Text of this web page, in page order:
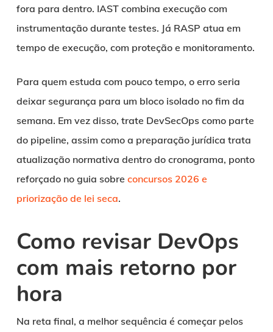
fora para dentro. IAST combina execução com
instrumentação durante testes. Já RASP atua em
tempo de execução, com proteção e monitoramento.
Para quem estuda com pouco tempo, o erro seria
deixar segurança para um bloco isolado no fim da
semana. Em vez disso, trate DevSecOps como parte
do pipeline, assim como a preparação jurídica trata
atualização normativa dentro do cronograma, ponto
reforçado no guia sobre concursos 2026 e
priorização de lei seca.
Como revisar DevOps
com mais retorno por
hora
Na reta final, a melhor sequência é começar pelos